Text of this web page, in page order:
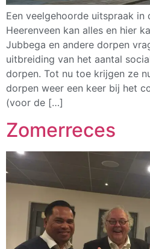
Een veelgehoorde uitspraak in
Heerenveen kan alles en hier
Jubbega en andere dorpen
uitbreiding van het aantal
dorpen. Tot nu toe krijgen ze
dorpen weer een keer bij het
(voor de […]
Zomerreces